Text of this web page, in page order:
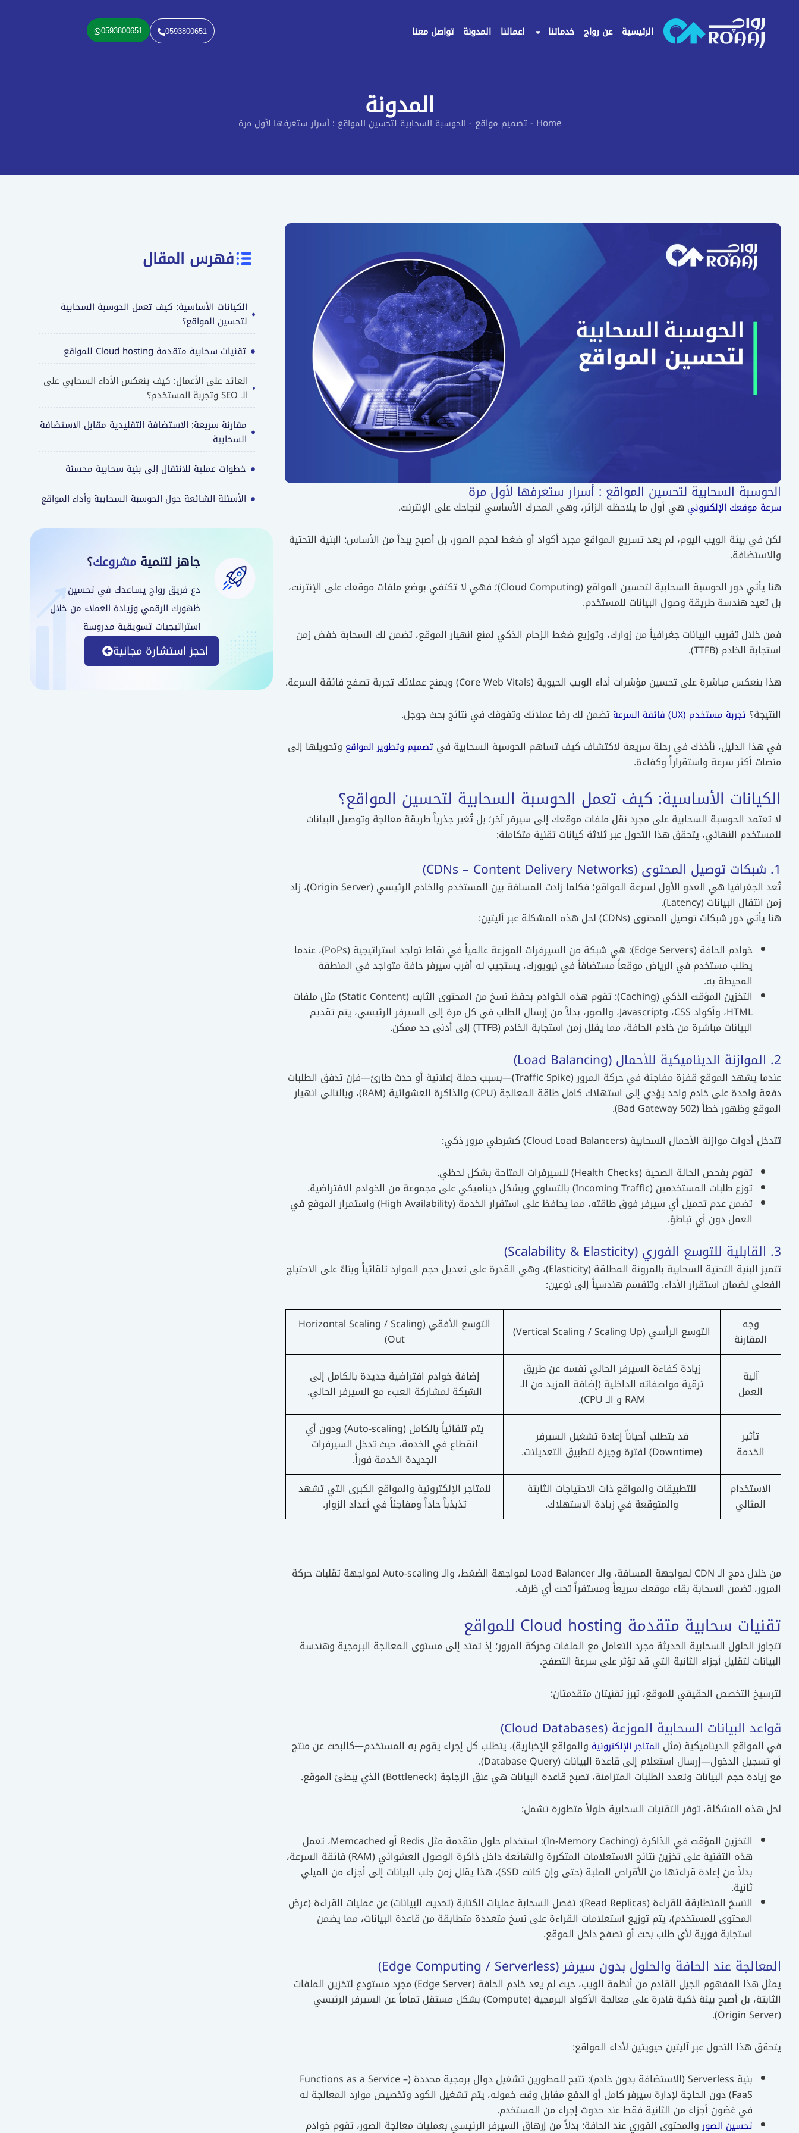
الرئيسية عن رواج خدماتنا اعمالنا المدونة تواصل معنا 0593800651
0593800651
المدونة Home
- تصميم مواقع - الحوسبة السحابية لتحسين المواقع : أسرار ستعرفها لأول مرة
الحوسبة السحابية لتحسين المواقع : أسرار ستعرفها لأول مرة
سرعة موقعك الإلكتروني هي أول ما يلاحظه الزائر، وهي المحرك الأساسي لنجاحك على الإنترنت.
لكن في بيئة الويب اليوم، لم يعد تسريع المواقع مجرد أكواد أو ضغط لحجم الصور، بل أصبح يبدأ من الأساس: البنية التحتية
والاستضافة.
هنا يأتي دور الحوسبة السحابية لتحسين المواقع (Cloud Computing)؛ فهي لا تكتفي بوضع ملفات موقعك على الإنترنت،
بل تعيد هندسة طريقة وصول البيانات للمستخدم.
فمن خلال تقريب البيانات جغرافياً من زوارك، وتوزيع ضغط الزحام الذكي لمنع انهيار الموقع، تضمن لك السحابة خفض زمن
استجابة الخادم (TTFB).
هذا ينعكس مباشرة على تحسين مؤشرات أداء الويب الحيوية (Core Web Vitals) ويمنح عملائك تجربة تصفح فائقة السرعة.
النتيجة؟ تجربة مستخدم (UX) فائقة السرعة
تضمن لك رضا عملائك وتفوقك في نتائج بحث جوجل.
في هذا الدليل، نأخذك في رحلة سريعة لاكتشاف كيف تساهم الحوسبة السحابية في تصميم وتطوير المواقع وتحويلها إلى
منصات أكثر سرعة واستقراراً وكفاءة.
الكيانات الأساسية: كيف تعمل الحوسبة السحابية لتحسين المواقع؟
لا تعتمد الحوسبة السحابية على مجرد نقل ملفات موقعك إلى سيرفر آخر؛ بل تُغير جذرياً طريقة معالجة وتوصيل البيانات
للمستخدم النهائي، يتحقق هذا التحول عبر ثلاثة كيانات تقنية متكاملة:
1. شبكات توصيل المحتوى (CDNs – Content Delivery Networks)
تُعد الجغرافيا هي العدو الأول لسرعة المواقع؛ فكلما زادت المسافة بين المستخدم والخادم الرئيسي (Origin Server)، زاد
زمن انتقال البيانات (Latency).
هنا يأتي دور شبكات توصيل المحتوى (CDNs) لحل هذه المشكلة عبر آليتين:
خوادم الحافة (Edge Servers): هي شبكة من السيرفرات الموزعة عالمياً في نقاط تواجد استراتيجية (PoPs)، عندما
يطلب مستخدم في الرياض موقعاً مستضافاً في نيويورك، يستجيب له أقرب سيرفر حافة متواجد في المنطقة
المحيطة به.
التخزين المؤقت الذكي (Caching): تقوم هذه الخوادم بحفظ نسخ من المحتوى الثابت (Static Content) مثل ملفات
HTML، وأكواد CSS، وJavascript، والصور، بدلاً من إرسال الطلب في كل مرة إلى السيرفر الرئيسي، يتم تقديم
البيانات مباشرة من خادم الحافة، مما يقلل زمن استجابة الخادم (TTFB) إلى أدنى حد ممكن.
2. الموازنة الديناميكية للأحمال (Load Balancing)
عندما يشهد الموقع قفزة مفاجئة في حركة المرور (Traffic Spike)—بسبب حملة إعلانية أو حدث طارئ—فإن تدفق الطلبات
دفعة واحدة على خادم واحد يؤدي إلى استهلاك كامل طاقة المعالجة (CPU) والذاكرة العشوائية (RAM)، وبالتالي انهيار
الموقع وظهور خطأ (502 Bad Gateway).
تتدخل أدوات موازنة الأحمال السحابية (Cloud Load Balancers) كشرطي مرور ذكي:
تقوم بفحص الحالة الصحية (Health Checks) للسيرفرات المتاحة بشكل لحظي.
توزع طلبات المستخدمين (Incoming Traffic) بالتساوي وبشكل ديناميكي على مجموعة من الخوادم الافتراضية.
تضمن عدم تحميل أي سيرفر فوق طاقته، مما يحافظ على استقرار الخدمة (High Availability) واستمرار الموقع في
العمل دون أي تباطؤ.
3. القابلية للتوسع الفوري (Scalability & Elasticity)
تتميز البنية التحتية السحابية بالمرونة المطلقة (Elasticity)، وهي القدرة على تعديل حجم الموارد تلقائياً وبناءً على الاحتياج
الفعلي لضمان استقرار الأداء. وتنقسم هندسياً إلى نوعين:
وجه
المقارنة
التوسع الرأسي (Vertical Scaling / Scaling Up)
التوسع الأفقي (Horizontal Scaling / Scaling
Out)
آلية
العمل
زيادة كفاءة السيرفر الحالي نفسه عن طريق
ترقية مواصفاته الداخلية (إضافة المزيد من الـ
RAM و الـ CPU).
إضافة خوادم افتراضية جديدة بالكامل إلى
الشبكة لمشاركة العبء مع السيرفر الحالي.
تأثير
الخدمة
قد يتطلب أحياناً إعادة تشغيل السيرفر
(Downtime) لفترة وجيزة لتطبيق التعديلات.
يتم تلقائياً بالكامل (Auto-scaling) ودون أي
انقطاع في الخدمة، حيث تدخل السيرفرات
الجديدة الخدمة فوراً.
الاستخدام
المثالي
للتطبيقات والمواقع ذات الاحتياجات الثابتة
والمتوقعة في زيادة الاستهلاك.
للمتاجر الإلكترونية والمواقع الكبرى التي تشهد
تذبذباً حاداً ومفاجئاً في أعداد الزوار.
من خلال دمج الـ CDN لمواجهة المسافة، والـ Load Balancer لمواجهة الضغط، والـ Auto-scaling لمواجهة تقلبات حركة
المرور، تضمن السحابة بقاء موقعك سريعاً ومستقراً تحت أي ظرف.
تقنيات سحابية متقدمة Cloud hosting للمواقع
تتجاوز الحلول السحابية الحديثة مجرد التعامل مع الملفات وحركة المرور؛ إذ تمتد إلى مستوى المعالجة البرمجية وهندسة
البيانات لتقليل أجزاء الثانية التي قد تؤثر على سرعة التصفح.
لترسيخ التخصص الحقيقي للموقع، تبرز تقنيتان متقدمتان:
قواعد البيانات السحابية الموزعة (Cloud Databases)
في المواقع الديناميكية (مثل المتاجر الإلكترونية والمواقع الإخبارية)، يتطلب كل إجراء يقوم به المستخدم—كالبحث عن منتج
أو تسجيل الدخول—إرسال استعلام إلى قاعدة البيانات (Database Query).
مع زيادة حجم البيانات وتعدد الطلبات المتزامنة، تصبح قاعدة البيانات هي عنق الزجاجة (Bottleneck) الذي يبطئ الموقع.
لحل هذه المشكلة، توفر التقنيات السحابية حلولاً متطورة تشمل:
التخزين المؤقت في الذاكرة (In-Memory Caching): استخدام حلول متقدمة مثل Redis أو Memcached، تعمل
هذه التقنية على تخزين نتائج الاستعلامات المتكررة والشائعة داخل ذاكرة الوصول العشوائي (RAM) فائقة السرعة،
بدلاً من إعادة قراءتها من الأقراص الصلبة (حتى وإن كانت SSD)، هذا يقلل زمن جلب البيانات إلى أجزاء من الميلي
ثانية.
النسخ المتطابقة للقراءة (Read Replicas): تفصل السحابة عمليات الكتابة (تحديث البيانات) عن عمليات القراءة (عرض
المحتوى للمستخدم)، يتم توزيع استعلامات القراءة على نسخ متعددة متطابقة من قاعدة البيانات، مما يضمن
استجابة فورية لأي طلب بحث أو تصفح داخل الموقع.
المعالجة عند الحافة والحلول بدون سيرفر (Edge Computing / Serverless)
يمثل هذا المفهوم الجيل القادم من أنظمة الويب، حيث لم يعد خادم الحافة (Edge Server) مجرد مستودع لتخزين الملفات
الثابتة، بل أصبح بيئة ذكية قادرة على معالجة الأكواد البرمجية (Compute) بشكل مستقل تماماً عن السيرفر الرئيسي
(Origin Server).
يتحقق هذا التحول عبر آليتين حيويتين لأداء المواقع:
بنية Serverless (الاستضافة بدون خادم): تتيح للمطورين تشغيل دوال برمجية محددة (Functions as a Service –
FaaS) دون الحاجة لإدارة سيرفر كامل أو الدفع مقابل وقت خموله، يتم تشغيل الكود وتخصيص موارد المعالجة له
في غضون أجزاء من الثانية فقط عند حدوث إجراء من المستخدم.
تحسين الصوروالمحتوى الفوري عند الحافة: بدلاً من إرهاق السيرفر الرئيسي بعمليات معالجة الصور، تقوم خوادم
فهرس المقال
الكيانات الأساسية: كيف تعمل الحوسبة السحابية
لتحسين المواقع؟
تقنيات سحابية متقدمة Cloud hosting للمواقع
العائد على الأعمال: كيف ينعكس الأداء السحابي على
الـ SEO وتجربة المستخدم؟
مقارنة سريعة: الاستضافة التقليدية مقابل الاستضافة
السحابية
خطوات عملية للانتقال إلى بنية سحابية محسنة
الأسئلة الشائعة حول الحوسبة السحابية وأداء المواقع
جاهز لتنمية مشروعك؟
دع فريق رواج يساعدك في تحسين
ظهورك الرقمي وزيادة العملاء من خلال
استراتيجيات تسويقية مدروسة
احجز استشارة مجانية